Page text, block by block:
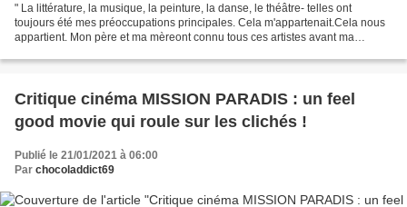
" La littérature, la musique, la peinture, la danse, le théâtre- telles ont
toujours été mes préoccupations principales. Cela m'appartenait.Cela nous
appartient. Mon père et ma mèreont connu tous ces artistes avant ma
Critique cinéma MISSION PARADIS : un feel
good movie qui roule sur les clichés !
Publié le 21/01/2021 à 06:00
Par chocoladdict69